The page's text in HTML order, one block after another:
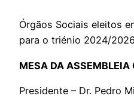
Órgãos Sociais eleitos
para o triénio 2024/2026
MESA DA ASSEMBLEIA
Presidente – Dr. Pedro